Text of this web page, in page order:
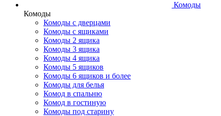
Комоды
Комоды
Комоды с дверцами
Комоды с ящиками
Комоды 2 ящика
Комоды 3 ящика
Комоды 4 ящика
Комоды 5 ящиков
Комоды 6 ящиков и более
Комоды для белья
Комод в спальню
Комод в гостиную
Комоды под старину